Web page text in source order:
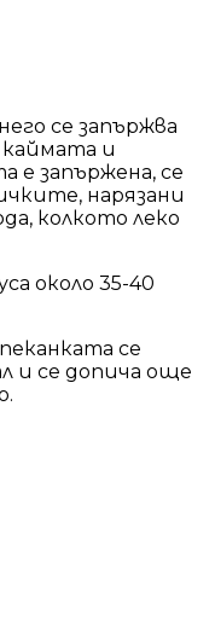
се запържва
и
е запържена, се
нарязани
колкото леко
около 35-40
се
и се допича още